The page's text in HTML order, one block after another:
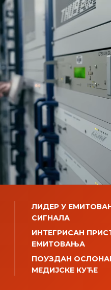
ЛИДЕР У
СИГНАЛА
ИНТЕГРИСАН
ЕМИТОВАЊА
ПОУЗДАН
МЕДИЈСКЕ КУЋЕ